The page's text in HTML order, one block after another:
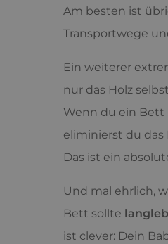
Am besten ist
Transportwege
Ein weiterer
nur das Holz
Wenn du ein Bett
eliminierst du das
Das ist ein
Und mal ehrlich,
Bett sollte
ist clever: Dein